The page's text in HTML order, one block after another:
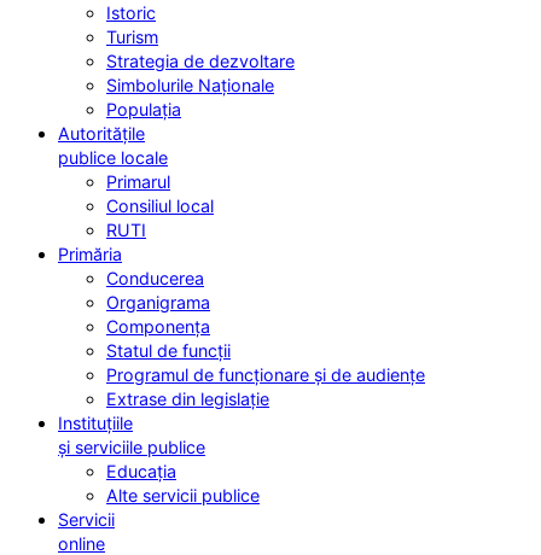
Istoric
Turism
Strategia de dezvoltare
Simbolurile Naționale
Populația
Autoritățile
publice locale
Primarul
Consiliul local
RUTI
Primăria
Conducerea
Organigrama
Componența
Statul de funcții
Programul de funcționare și de audiențe
Extrase din legislație
Instituțiile
și serviciile publice
Educația
Alte servicii publice
Servicii
online